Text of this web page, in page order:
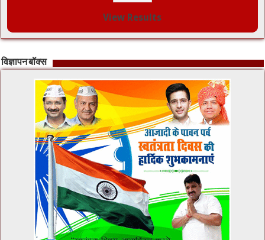
View Results
विज्ञापन बॉक्स